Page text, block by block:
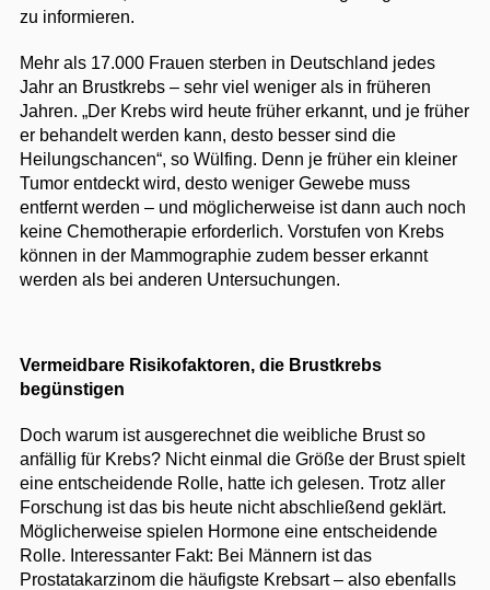
zu informieren.
Mehr als 17.000 Frauen sterben in Deutschland jedes
Jahr an Brustkrebs – sehr viel weniger als in früheren
Jahren. „Der Krebs wird heute früher erkannt, und je früher
er behandelt werden kann, desto besser sind die
Heilungschancen“, so Wülfing. Denn je früher ein kleiner
Tumor entdeckt wird, desto weniger Gewebe muss
entfernt werden – und möglicherweise ist dann auch noch
keine Chemotherapie erforderlich. Vorstufen von Krebs
können in der Mammographie zudem besser erkannt
werden als bei anderen Untersuchungen.
Vermeidbare Risikofaktoren, die Brustkrebs
begünstigen
Doch warum ist ausgerechnet die weibliche Brust so
anfällig für Krebs? Nicht einmal die Größe der Brust spielt
eine entscheidende Rolle, hatte ich gelesen. Trotz aller
Forschung ist das bis heute nicht abschließend geklärt.
Möglicherweise spielen Hormone eine entscheidende
Rolle. Interessanter Fakt: Bei Männern ist das
Prostatakarzinom die häufigste Krebsart – also ebenfalls